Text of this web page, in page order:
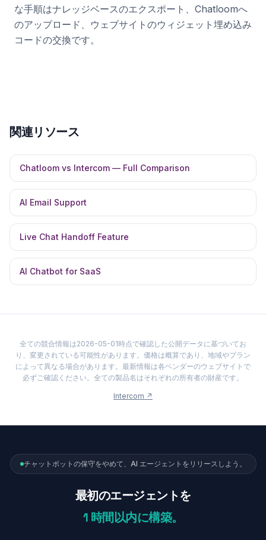
な手順はナレッジベースのエクスポート、Chatloomへ
のアップロード、ウェブサイトのウィジェット埋め込み
コードの交換です。
関連リソース
Chatloom vs Intercom — Full Comparison
AI Email Support
Live Chat Handoff Feature
AI Chatbot for SaaS
全ての競合情報は2026-05-01時点で確認した公開データに基づいてお
り、変更されている可能性があります。価格は概算であり、地域やプラン
によって異なる場合があります。最新情報は各ベンダーのウェブサイトで
必ずご確認ください。全ての製品名はそれぞれの所有者の財産です。
Intercom ↗
チャットボットの保守をやめて、AI エージェントをリリースしよう。
最初のエージェントを
1 時間以内に構築。